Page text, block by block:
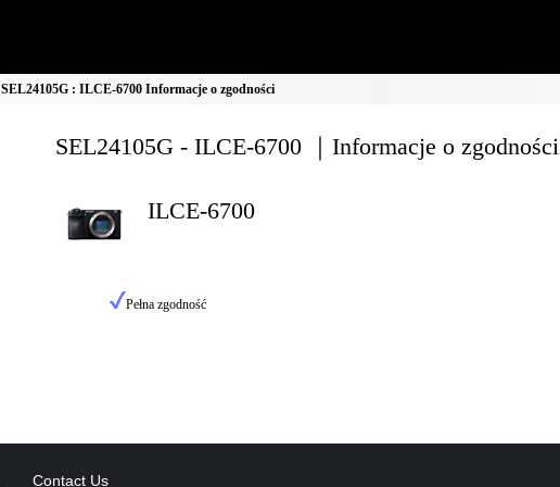
SEL24105G : ILCE-6700 Informacje o zgodności
SEL24105G - ILCE-6700 ｜Informacje o zgodności
ILCE-6700
Pełna zgodność
Contact Us